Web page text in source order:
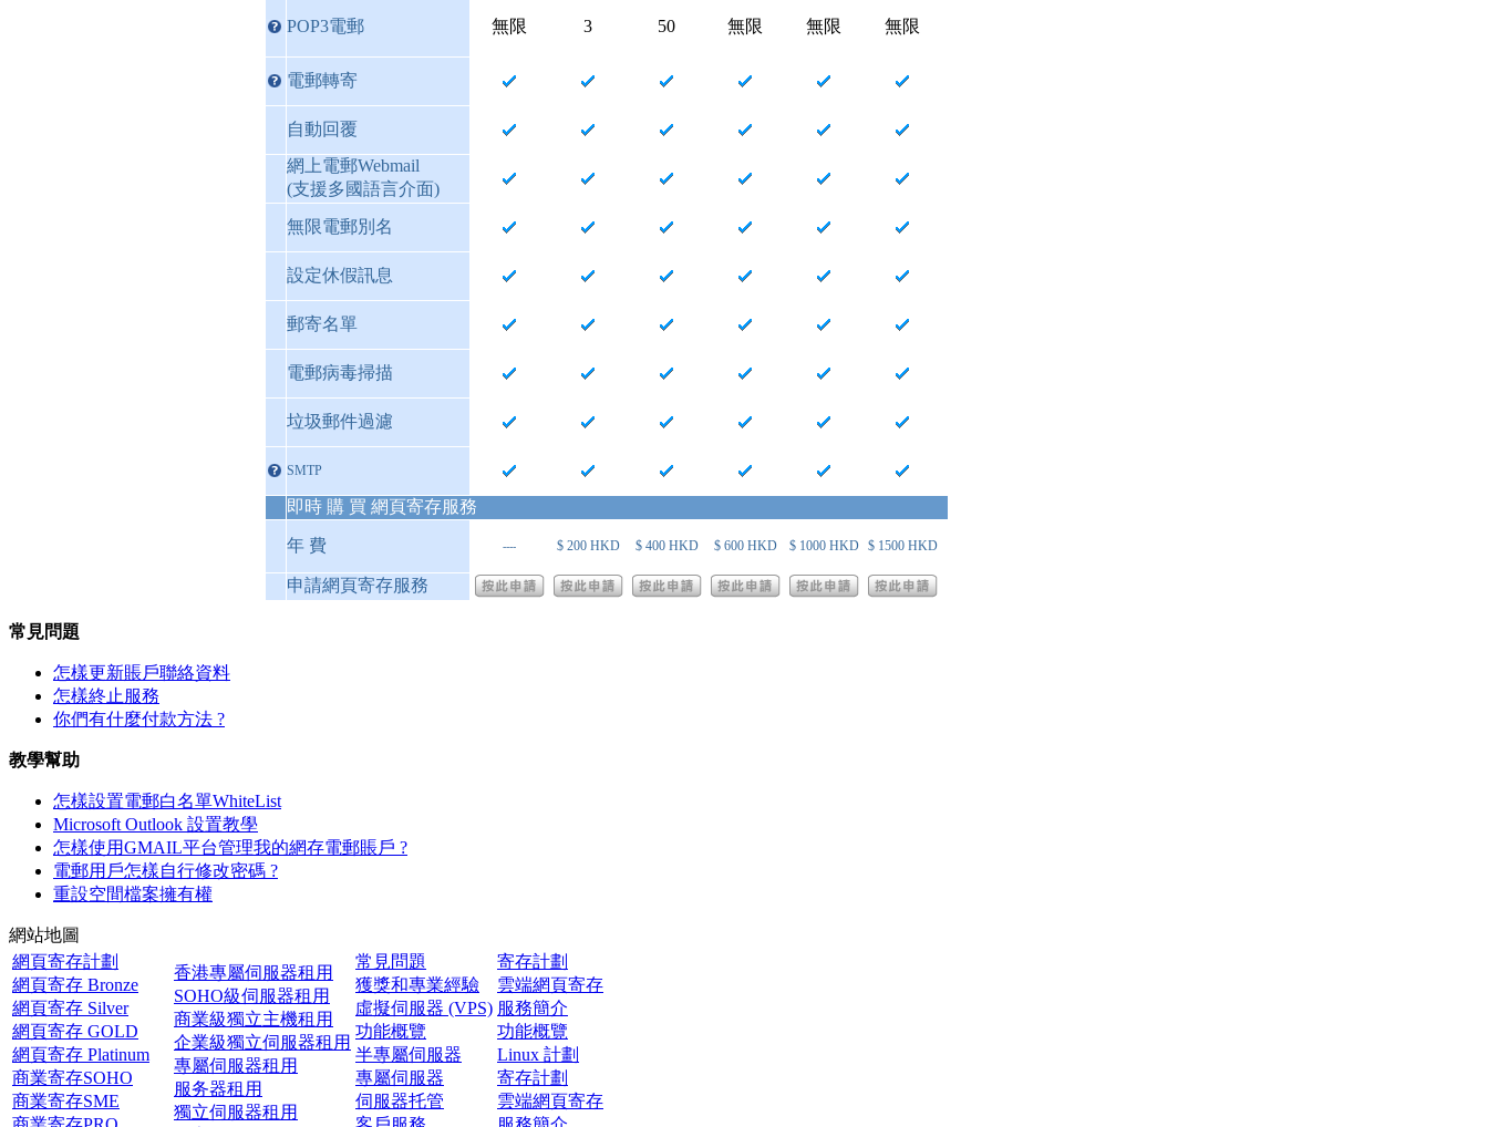
POP3電郵 無限 3 50 無限 無限 無限
電郵轉寄
自動回覆
網上電郵Webmail
(支援多國語言介面)
無限電郵別名
設定休假訊息
郵寄名單
電郵病毒掃描
垃圾郵件過濾
SMTP
即時 購 買 網頁寄存服務
年 費 ---- $ 200 HKD $ 400 HKD $ 600 HKD $ 1000 HKD $ 1500 HKD
申請網頁寄存服務
常見問題
怎樣更新賬戶聯絡資料
怎樣終止服務
你們有什麼付款方法 ?
教學幫助
怎樣設置電郵白名單WhiteList
Microsoft Outlook 設置教學
怎樣使用GMAIL平台管理我的網存電郵賬戶 ?
電郵用戶怎樣自行修改密碼 ?
重設空間檔案擁有權
網站地圖
網頁寄存計劃
網頁寄存 Bronze
網頁寄存 Silver
網頁寄存 GOLD
網頁寄存 Platinum
商業寄存SOHO
商業寄存SME
香港專屬伺服器租用
SOHO級伺服器租用
商業級獨立主機租用
企業級獨立伺服器租用
專屬伺服器租用
服务器租用
獨立伺服器租用
常見問題
獲獎和專業經驗
虛擬伺服器 (VPS)
功能概覽
半專屬伺服器
專屬伺服器
伺服器托管
寄存計劃
雲端網頁寄存
服務簡介
功能概覽
Linux 計劃
寄存計劃
雲端網頁寄存